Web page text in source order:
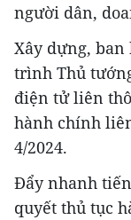
người dân,
Xây dựng, ban
trình Thủ
điện tử liên
hành chính
4/2024.
Đẩy nhanh
quyết thủ tục